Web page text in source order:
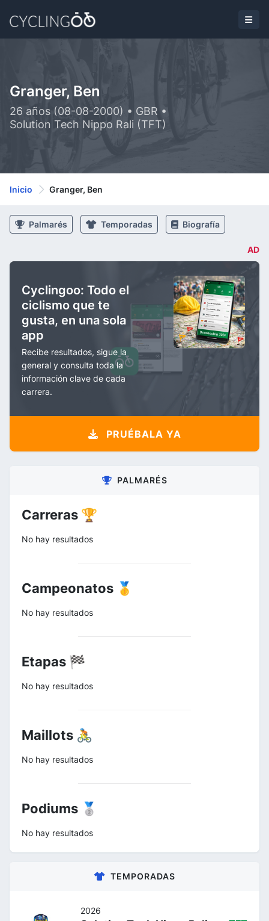
Granger, Ben
26 años (08-08-2000) • GBR •
Solution Tech Nippo Rali (TFT)
Inicio Granger, Ben
Palmarés Temporadas Biografía
AD
Cyclingoo: Todo el
ciclismo que te
gusta, en una sola
app
Recibe resultados, sigue la
general y consulta toda la
información clave de cada
carrera.
PRUÉBALA YA
PALMARÉS
Carreras 🏆
No hay resultados
Campeonatos 🥇
No hay resultados
Etapas 🏁
No hay resultados
Maillots 🚴
No hay resultados
Podiums 🥈
No hay resultados
TEMPORADAS
2026